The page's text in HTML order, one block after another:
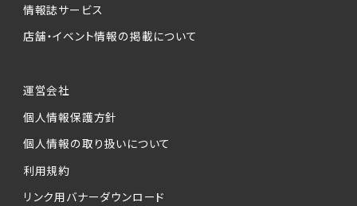
ービスの実施にあたりそれぞれ必要となる項目
を入力いただかない場合は、各々のサービスを
個人情報の第三者への提供について
当社は、以下の提供先に対して個人情報を提供
します。
(1)お客様が求人応募フォームより個人情報を
送信した事業主（広告主）への提供
情報誌サービス
店舗・イベント情報の掲載について
運営会社
個人情報保護方針
個人情報の取り扱いについて
利用規約
リンク用バナーダウンロード